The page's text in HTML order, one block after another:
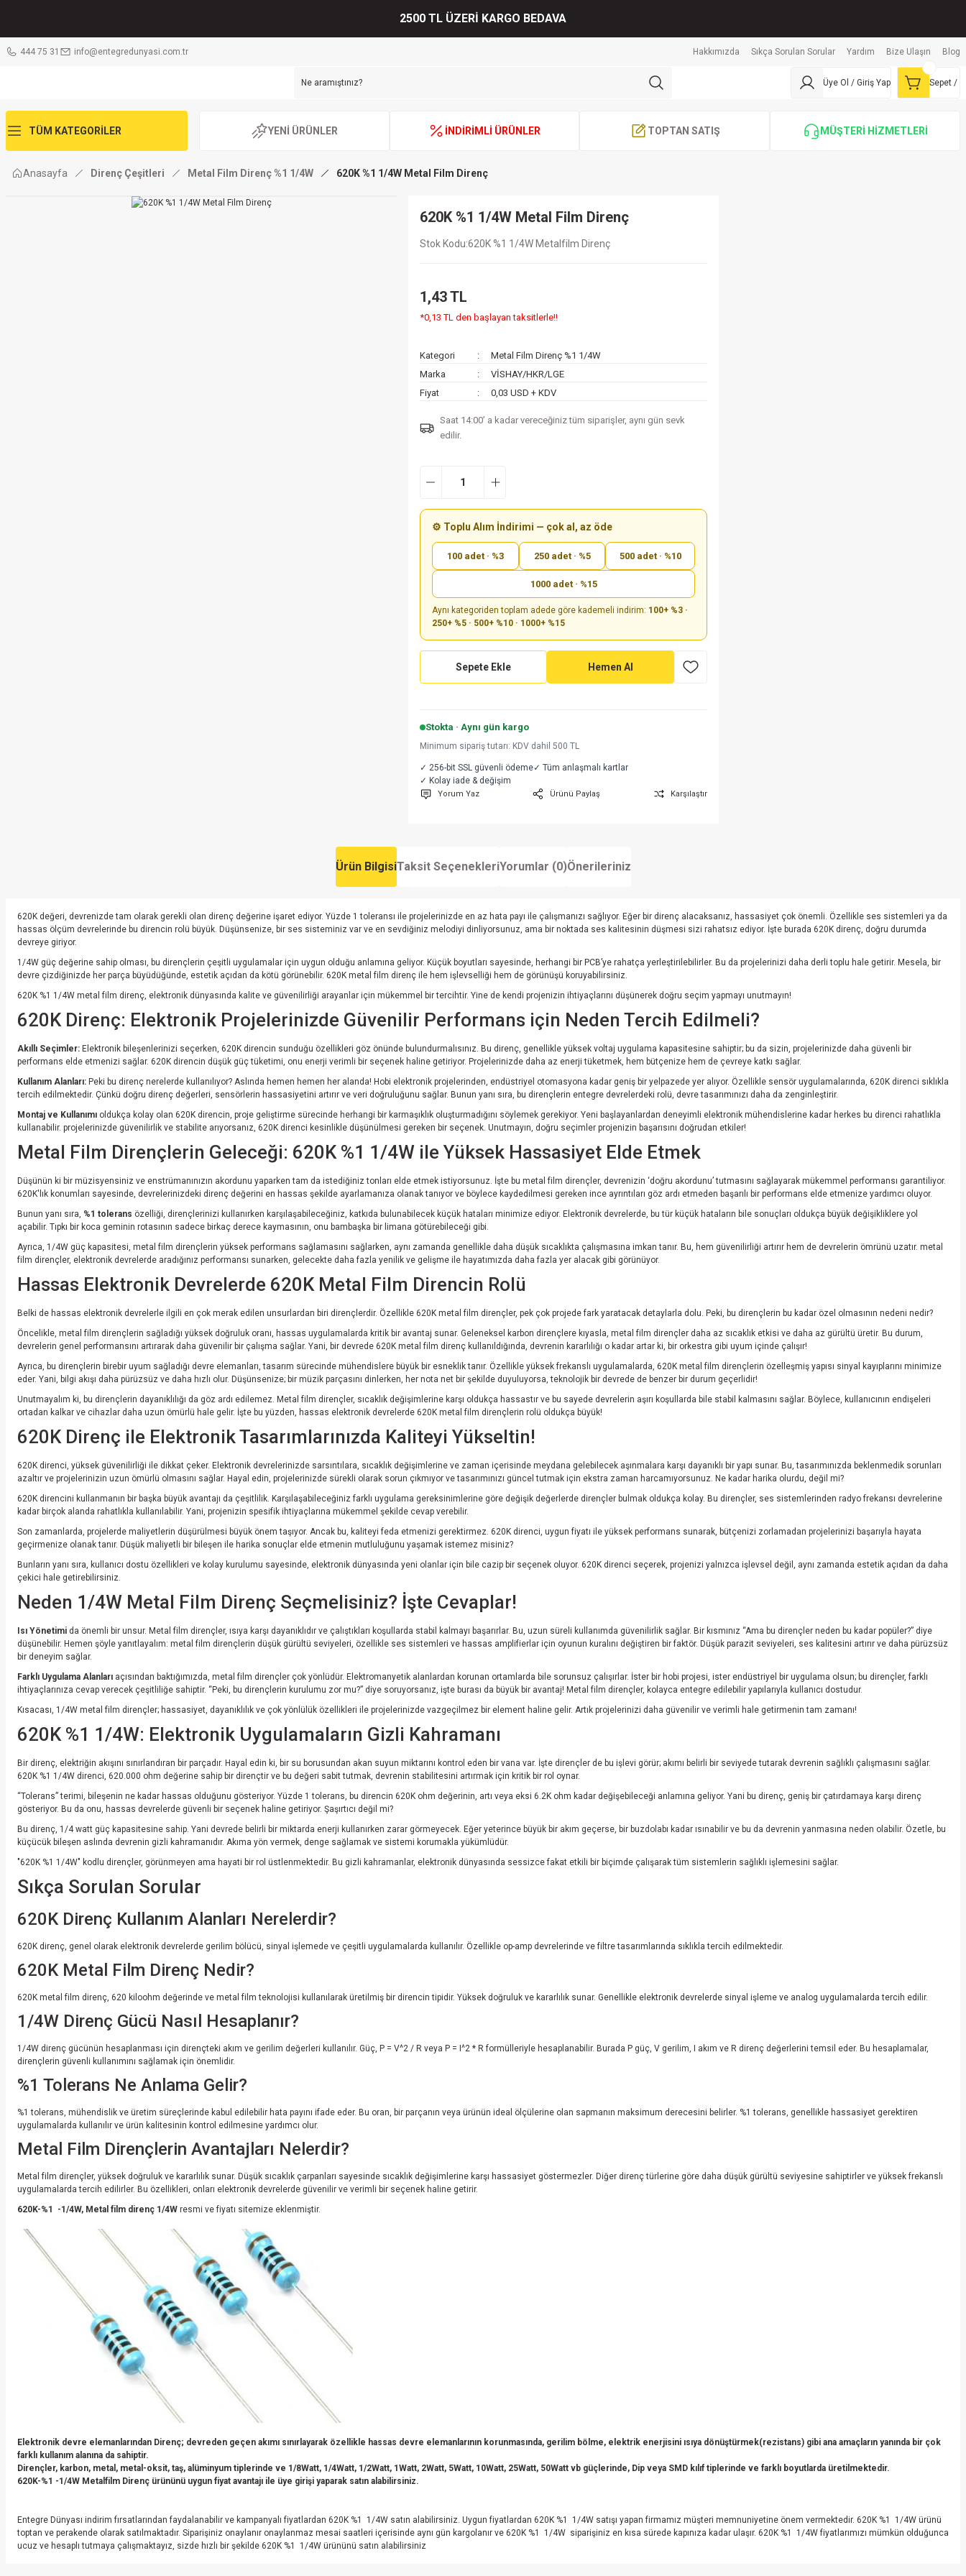
2500 TL ÜZERİ KARGO BEDAVA
444 75 31 info@entegredunyasi.com.tr Hakkımızda Sıkça Sorulan Sorular Yardım Bize Ulaşın Blog
Üye Ol / Giriş Yap Sepet /
TÜM KATEGORİLER YENİ ÜRÜNLER İNDİRİMLİ ÜRÜNLER TOPTAN SATIŞ MÜŞTERİ HİZMETLERİ
Anasayfa Direnç Çeşitleri Metal Film Direnç %1 1/4W 620K %1 1/4W Metal Film Direnç
620K %1 1/4W Metal Film Direnç
Stok Kodu 620K %1 1/4W Metalfilm Direnç
1,43 TL
*0,13 TL den başlayan taksitlerle!!
Kategori
Metal Film Direnç %1 1/4W
Marka
VİSHAY/HKR/LGE
Fiyat
0,03 USD + KDV
Saat 14:00’ a kadar vereceğiniz tüm siparişler, aynı gün sevk
edilir.
⚙️ Toplu Alım İndirimi — çok al, az öde
100 adet · %3 250 adet · %5 500 adet · %10
1000 adet · %15
Aynı kategoriden toplam adede göre kademeli indirim: 100+ %3 ·
250+ %5 · 500+ %10 · 1000+ %15
Sepete Ekle Hemen Al
Stokta · Aynı gün kargo
Minimum sipariş tutarı: KDV dahil 500 TL
✓ 256-bit SSL güvenli ödeme✓ Tüm anlaşmalı kartlar
✓ Kolay iade & değişim
Yorum Yaz Ürünü Paylaş Karşılaştır
Ürün BilgisiTaksit SeçenekleriYorumlar (0)Önerileriniz
620K değeri, devrenizde tam olarak gerekli olan direnç değerine işaret ediyor. Yüzde 1 toleransı ile projelerinizde en az hata payı ile çalışmanızı sağlıyor. Eğer bir direnç alacaksanız, hassasiyet çok önemli. Özellikle ses sistemleri ya da
hassas ölçüm devrelerinde bu direncin rolü büyük. Düşünsenize, bir ses sisteminiz var ve en sevdiğiniz melodiyi dinliyorsunuz, ama bir noktada ses kalitesinin düşmesi sizi rahatsız ediyor. İşte burada 620K direnç, doğru durumda
devreye giriyor.
1/4W güç değerine sahip olması, bu dirençlerin çeşitli uygulamalar için uygun olduğu anlamına geliyor. Küçük boyutları sayesinde, herhangi bir PCB’ye rahatça yerleştirilebilirler. Bu da projelerinizi daha derli toplu hale getirir. Mesela, bir
devre çizdiğinizde her parça büyüdüğünde, estetik açıdan da kötü görünebilir. 620K metal film direnç ile hem işlevselliği hem de görünüşü koruyabilirsiniz.
620K %1 1/4W metal film direnç, elektronik dünyasında kalite ve güvenilirliği arayanlar için mükemmel bir tercihtir. Yine de kendi projenizin ihtiyaçlarını düşünerek doğru seçim yapmayı unutmayın!
620K Direnç: Elektronik Projelerinizde Güvenilir Performans için Neden Tercih Edilmeli?
Akıllı Seçimler: Elektronik bileşenlerinizi seçerken, 620K direncin sunduğu özellikleri göz önünde bulundurmalısınız. Bu direnç, genellikle yüksek voltaj uygulama kapasitesine sahiptir; bu da sizin, projelerinizde daha güvenli bir
performans elde etmenizi sağlar. 620K direncin düşük güç tüketimi, onu enerji verimli bir seçenek haline getiriyor. Projelerinizde daha az enerji tüketmek, hem bütçenize hem de çevreye katkı sağlar.
Kullanım Alanları: Peki bu direnç nerelerde kullanılıyor? Aslında hemen hemen her alanda! Hobi elektronik projelerinden, endüstriyel otomasyona kadar geniş bir yelpazede yer alıyor. Özellikle sensör uygulamalarında, 620K direnci sıklıkla
tercih edilmektedir. Çünkü doğru direnç değerleri, sensörlerin hassasiyetini artırır ve veri doğruluğunu sağlar. Bunun yanı sıra, bu dirençlerin entegre devrelerdeki rolü, devre tasarımınızı daha da zenginleştirir.
Montaj ve Kullanımı oldukça kolay olan 620K direncin, proje geliştirme sürecinde herhangi bir karmaşıklık oluşturmadığını söylemek gerekiyor. Yeni başlayanlardan deneyimli elektronik mühendislerine kadar herkes bu direnci rahatlıkla
kullanabilir. projelerinizde güvenilirlik ve stabilite arıyorsanız, 620K direnci kesinlikle düşünülmesi gereken bir seçenek. Unutmayın, doğru seçimler projenizin başarısını doğrudan etkiler!
Metal Film Dirençlerin Geleceği: 620K %1 1/4W ile Yüksek Hassasiyet Elde Etmek
Düşünün ki bir müzisyensiniz ve enstrümanınızın akordunu yaparken tam da istediğiniz tonları elde etmek istiyorsunuz. İşte bu metal film dirençler, devrenizin ‘doğru akordunu’ tutmasını sağlayarak mükemmel performansı garantiliyor.
620K'lık konumları sayesinde, devrelerinizdeki direnç değerini en hassas şekilde ayarlamanıza olanak tanıyor ve böylece kaydedilmesi gereken ince ayrıntıları göz ardı etmeden başarılı bir performans elde etmenize yardımcı oluyor.
Bunun yanı sıra, %1 tolerans özelliği, dirençlerinizi kullanırken karşılaşabileceğiniz, katkıda bulunabilecek küçük hataları minimize ediyor. Elektronik devrelerde, bu tür küçük hataların bile sonuçları oldukça büyük değişikliklere yol
açabilir. Tıpkı bir koca geminin rotasının sadece birkaç derece kaymasının, onu bambaşka bir limana götürebileceği gibi.
Ayrıca, 1/4W güç kapasitesi, metal film dirençlerin yüksek performans sağlamasını sağlarken, aynı zamanda genellikle daha düşük sıcaklıkta çalışmasına imkan tanır. Bu, hem güvenilirliği artırır hem de devrelerin ömrünü uzatır. metal
film dirençler, elektronik devrelerde aradığınız performansı sunarken, gelecekte daha fazla yenilik ve gelişme ile hayatımızda daha fazla yer alacak gibi görünüyor.
Hassas Elektronik Devrelerde 620K Metal Film Direncin Rolü
Belki de hassas elektronik devrelerle ilgili en çok merak edilen unsurlardan biri dirençlerdir. Özellikle 620K metal film dirençler, pek çok projede fark yaratacak detaylarla dolu. Peki, bu dirençlerin bu kadar özel olmasının nedeni nedir?
Öncelikle, metal film dirençlerin sağladığı yüksek doğruluk oranı, hassas uygulamalarda kritik bir avantaj sunar. Geleneksel karbon dirençlere kıyasla, metal film dirençler daha az sıcaklık etkisi ve daha az gürültü üretir. Bu durum,
devrelerin genel performansını artırarak daha güvenilir bir çalışma sağlar. Yani, bir devrede 620K metal film direnç kullanıldığında, devrenin kararlılığı o kadar artar ki, bir orkestra gibi uyum içinde çalışır!
Ayrıca, bu dirençlerin birebir uyum sağladığı devre elemanları, tasarım sürecinde mühendislere büyük bir esneklik tanır. Özellikle yüksek frekanslı uygulamalarda, 620K metal film dirençlerin özelleşmiş yapısı sinyal kayıplarını minimize
eder. Yani, bilgi akışı daha pürüzsüz ve daha hızlı olur. Düşünsenize; bir müzik parçasını dinlerken, her nota net bir şekilde duyuluyorsa, teknolojik bir devrede de benzer bir durum geçerlidir!
Unutmayalım ki, bu dirençlerin dayanıklılığı da göz ardı edilemez. Metal film dirençler, sıcaklık değişimlerine karşı oldukça hassastır ve bu sayede devrelerin aşırı koşullarda bile stabil kalmasını sağlar. Böylece, kullanıcının endişeleri
ortadan kalkar ve cihazlar daha uzun ömürlü hale gelir. İşte bu yüzden, hassas elektronik devrelerde 620K metal film dirençlerin rolü oldukça büyük!
620K Direnç ile Elektronik Tasarımlarınızda Kaliteyi Yükseltin!
620K direnci, yüksek güvenilirliği ile dikkat çeker. Elektronik devrelerinizde sarsıntılara, sıcaklık değişimlerine ve zaman içerisinde meydana gelebilecek aşınmalara karşı dayanıklı bir yapı sunar. Bu, tasarımınızda beklenmedik sorunları
azaltır ve projelerinizin uzun ömürlü olmasını sağlar. Hayal edin, projelerinizde sürekli olarak sorun çıkmıyor ve tasarımınızı güncel tutmak için ekstra zaman harcamıyorsunuz. Ne kadar harika olurdu, değil mi?
620K direncini kullanmanın bir başka büyük avantajı da çeşitlilik. Karşılaşabileceğiniz farklı uygulama gereksinimlerine göre değişik değerlerde dirençler bulmak oldukça kolay. Bu dirençler, ses sistemlerinden radyo frekansı devrelerine
kadar birçok alanda rahatlıkla kullanılabilir. Yani, projenizin spesifik ihtiyaçlarına mükemmel şekilde cevap verebilir.
Son zamanlarda, projelerde maliyetlerin düşürülmesi büyük önem taşıyor. Ancak bu, kaliteyi feda etmenizi gerektirmez. 620K direnci, uygun fiyatı ile yüksek performans sunarak, bütçenizi zorlamadan projelerinizi başarıyla hayata
geçirmenize olanak tanır. Düşük maliyetli bir bileşen ile harika sonuçlar elde etmenin mutluluğunu yaşamak istemez misiniz?
Bunların yanı sıra, kullanıcı dostu özellikleri ve kolay kurulumu sayesinde, elektronik dünyasında yeni olanlar için bile cazip bir seçenek oluyor. 620K direnci seçerek, projenizi yalnızca işlevsel değil, aynı zamanda estetik açıdan da daha
çekici hale getirebilirsiniz.
Neden 1/4W Metal Film Direnç Seçmelisiniz? İşte Cevaplar!
Isı Yönetimi da önemli bir unsur. Metal film dirençler, ısıya karşı dayanıklıdır ve çalıştıkları koşullarda stabil kalmayı başarırlar. Bu, uzun süreli kullanımda güvenilirlik sağlar. Bir kısmınız “Ama bu dirençler neden bu kadar popüler?” diye
düşünebilir. Hemen şöyle yanıtlayalım: metal film dirençlerin düşük gürültü seviyeleri, özellikle ses sistemleri ve hassas amplifierlar için oyunun kuralını değiştiren bir faktör. Düşük parazit seviyeleri, ses kalitesini artırır ve daha pürüzsüz
bir deneyim sağlar.
Farklı Uygulama Alanları açısından baktığımızda, metal film dirençler çok yönlüdür. Elektromanyetik alanlardan korunan ortamlarda bile sorunsuz çalışırlar. İster bir hobi projesi, ister endüstriyel bir uygulama olsun; bu dirençler, farklı
ihtiyaçlarınıza cevap verecek çeşitliliğe sahiptir. “Peki, bu dirençlerin kurulumu zor mu?” diye soruyorsanız, işte burası da büyük bir avantaj! Metal film dirençler, kolayca entegre edilebilir yapılarıyla kullanıcı dostudur.
Kısacası, 1/4W metal film dirençler; hassasiyet, dayanıklılık ve çok yönlülük özellikleri ile projelerinizde vazgeçilmez bir element haline gelir. Artık projelerinizi daha güvenilir ve verimli hale getirmenin tam zamanı!
620K %1 1/4W: Elektronik Uygulamaların Gizli Kahramanı
Bir direnç, elektriğin akışını sınırlandıran bir parçadır. Hayal edin ki, bir su borusundan akan suyun miktarını kontrol eden bir vana var. İşte dirençler de bu işlevi görür; akımı belirli bir seviyede tutarak devrenin sağlıklı çalışmasını sağlar.
620K %1 1/4W direnci, 620.000 ohm değerine sahip bir dirençtir ve bu değeri sabit tutmak, devrenin stabilitesini artırmak için kritik bir rol oynar.
“Tolerans” terimi, bileşenin ne kadar hassas olduğunu gösteriyor. Yüzde 1 tolerans, bu direncin 620K ohm değerinin, artı veya eksi 6.2K ohm kadar değişebileceği anlamına geliyor. Yani bu direnç, geniş bir çatırdamaya karşı direnç
gösteriyor. Bu da onu, hassas devrelerde güvenli bir seçenek haline getiriyor. Şaşırtıcı değil mi?
Bu direnç, 1/4 watt güç kapasitesine sahip. Yani devrede belirli bir miktarda enerji kullanırken zarar görmeyecek. Eğer yeterince büyük bir akım geçerse, bir buzdolabı kadar ısınabilir ve bu da devrenin yanmasına neden olabilir. Özetle, bu
küçücük bileşen aslında devrenin gizli kahramanıdır. Akıma yön vermek, denge sağlamak ve sistemi korumakla yükümlüdür.
"620K %1 1/4W" kodlu dirençler, görünmeyen ama hayati bir rol üstlenmektedir. Bu gizli kahramanlar, elektronik dünyasında sessizce fakat etkili bir biçimde çalışarak tüm sistemlerin sağlıklı işlemesini sağlar.
Sıkça Sorulan Sorular
620K Direnç Kullanım Alanları Nerelerdir?
620K direnç, genel olarak elektronik devrelerde gerilim bölücü, sinyal işlemede ve çeşitli uygulamalarda kullanılır. Özellikle op-amp devrelerinde ve filtre tasarımlarında sıklıkla tercih edilmektedir.
620K Metal Film Direnç Nedir?
620K metal film direnç, 620 kiloohm değerinde ve metal film teknolojisi kullanılarak üretilmiş bir direncin tipidir. Yüksek doğruluk ve kararlılık sunar. Genellikle elektronik devrelerde sinyal işleme ve analog uygulamalarda tercih edilir.
1/4W Direnç Gücü Nasıl Hesaplanır?
1/4W direnç gücünün hesaplanması için dirençteki akım ve gerilim değerleri kullanılır. Güç, P = V^2 / R veya P = I^2 * R formülleriyle hesaplanabilir. Burada P güç, V gerilim, I akım ve R direnç değerlerini temsil eder. Bu hesaplamalar,
dirençlerin güvenli kullanımını sağlamak için önemlidir.
%1 Tolerans Ne Anlama Gelir?
%1 tolerans, mühendislik ve üretim süreçlerinde kabul edilebilir hata payını ifade eder. Bu oran, bir parçanın veya ürünün ideal ölçülerine olan sapmanın maksimum derecesini belirler. %1 tolerans, genellikle hassasiyet gerektiren
uygulamalarda kullanılır ve ürün kalitesinin kontrol edilmesine yardımcı olur.
Metal Film Dirençlerin Avantajları Nelerdir?
Metal film dirençler, yüksek doğruluk ve kararlılık sunar. Düşük sıcaklık çarpanları sayesinde sıcaklık değişimlerine karşı hassasiyet göstermezler. Diğer direnç türlerine göre daha düşük gürültü seviyesine sahiptirler ve yüksek frekanslı
uygulamalarda tercih edilirler. Bu özellikleri, onları elektronik devrelerde güvenilir ve verimli bir seçenek haline getirir.
620K-%1 -1/4W, Metal film direnç 1/4W resmi ve fiyatı sitemize eklenmiştir.
Elektronik devre elemanlarından Direnç; devreden geçen akımı sınırlayarak özellikle hassas devre elemanlarının korunmasında, gerilim bölme, elektrik enerjisini ısıya dönüştürmek(rezistans) gibi ana amaçların yanında bir çok
farklı kullanım alanına da sahiptir.
Dirençler, karbon, metal, metal-oksit, taş, alüminyum tiplerinde ve 1/8Watt, 1/4Watt, 1/2Watt, 1Watt, 2Watt, 5Watt, 10Watt, 25Watt, 50Watt vb güçlerinde, Dip veya SMD kılıf tiplerinde ve farklı boyutlarda üretilmektedir.
620K-%1 -1/4W Metalfilm Direnç ürününü uygun fiyat avantajı ile üye girişi yaparak satın alabilirsiniz.
Entegre Dünyası indirim fırsatlarından faydalanabilir ve kampanyalı fiyatlardan 620K %1 1/4W satın alabilirsiniz. Uygun fiyatlardan 620K %1 1/4W satışı yapan firmamız müşteri memnuniyetine önem vermektedir. 620K %1 1/4W ürünü
toptan ve perakende olarak satılmaktadır. Siparişiniz onaylanır onaylanmaz mesai saatleri içerisinde aynı gün kargolanır ve 620K %1 1/4W siparişiniz en kısa sürede kapınıza kadar ulaşır. 620K %1 1/4W fiyatlarımızı mümkün olduğunca
ucuz ve hesaplı tutmaya çalışmaktayız, sizde hızlı bir şekilde 620K %1 1/4W ürününü satın alabilirsiniz